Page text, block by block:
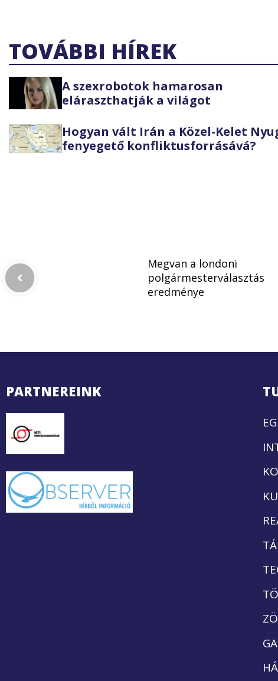
TOVÁBBI HÍREK
A szexrobotok hamarosan
eláraszthatják a világot
Hogyan vált Irán a Közel-Kelet
fenyegető konfliktusforrásává?
Megvan a londoni
polgármesterválasztás
eredménye
PARTNEREINK